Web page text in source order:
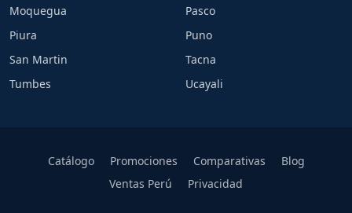
Moquegua
Pasco
Piura
Puno
San Martin
Tacna
Tumbes
Ucayali
Catálogo Promociones Comparativas
Blog
Ventas Perú
Privacidad